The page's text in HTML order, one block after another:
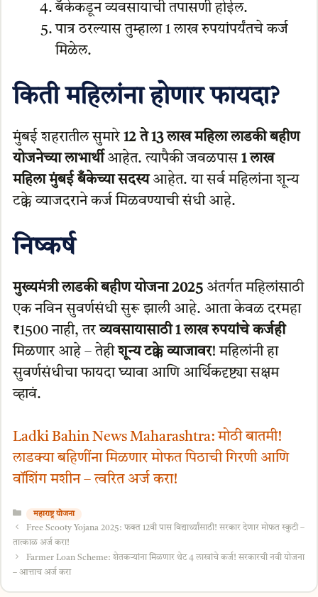
बँकेकडून व्यवसायाची तपासणी होईल.
पात्र ठरल्यास तुम्हाला 1 लाख रुपयांपर्यंतचे कर्ज
मिळेल.
किती महिलांना होणार फायदा?
मुंबई शहरातील सुमारे 12 ते 13 लाख महिला लाडकी बहीण
योजनेच्या लाभार्थीआहेत. त्यापैकी जवळपास 1 लाख
महिला मुंबई बँकेच्या सदस्यआहेत. या सर्व महिलांना शून्य
टक्के व्याजदराने कर्ज मिळवण्याची संधी आहे.
निष्कर्ष
मुख्यमंत्री लाडकी बहीण योजना 2025अंतर्गत महिलांसाठी
एक नविन सुवर्णसंधी सुरू झाली आहे. आता केवळ दरमहा
₹1500 नाही, तरव्यवसायासाठी 1 लाख रुपयांचे कर्जही
मिळणार आहे – तेहीशून्य टक्के व्याजावर! महिलांनी हा
सुवर्णसंधीचा फायदा घ्यावा आणि आर्थिकदृष्ट्या सक्षम
व्हावं.
Ladki Bahin News Maharashtra: मोठी बातमी!
लाडक्या बहिणींना मिळणार मोफत पिठाची गिरणी आणि
वॉशिंग मशीन – त्वरित अर्ज करा!
Categories
महाराष्ट्र योजना
Free Scooty Yojana 2025: फक्त 12वी पास विद्यार्थ्यांसाठी! सरकार देणार मोफत स्कुटी –
तात्काळ अर्ज करा!
Farmer Loan Scheme: शेतकऱ्यांना मिळणार थेट 4 लाखांचे कर्ज! सरकारची नवी योजना
– आत्ताच अर्ज करा